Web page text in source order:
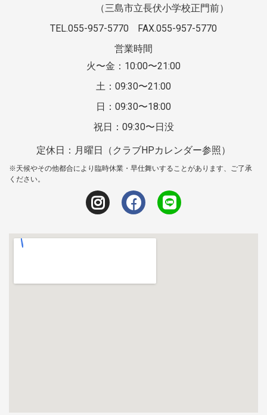
（三島市立長伏小学校正門前）
TEL.055-957-5770
FAX.055-957-5770
営業時間
火〜金：10:00〜21:00
土：09:30〜21:00
日：09:30〜18:00
祝日：09:30〜日没
定休日：月曜日（クラブHPカレンダー参照）
※天候やその他都合により臨時休業・早仕舞いすることがあります、ご了承
ください。